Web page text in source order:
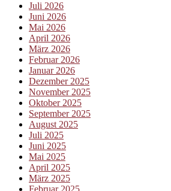
Juli 2026
Juni 2026
Mai 2026
April 2026
März 2026
Februar 2026
Januar 2026
Dezember 2025
November 2025
Oktober 2025
September 2025
August 2025
Juli 2025
Juni 2025
Mai 2025
April 2025
März 2025